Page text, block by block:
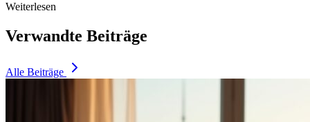
Weiterlesen
Verwandte Beiträge
Alle Beiträge